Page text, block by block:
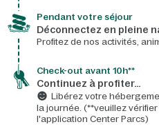
Pendant votre séjour
Déconnectez en pleine
Profitez de nos activités,
Check-out avant 10h**
Continuez à profiter…
Libérez votre
la journée. (**veuillez
l'application Center Parcs)